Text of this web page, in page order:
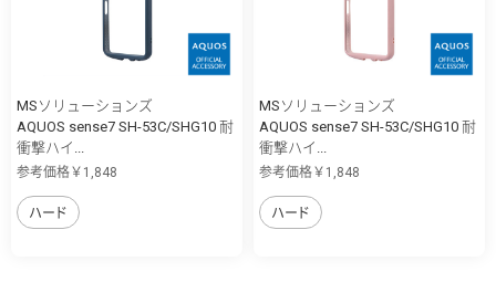
MSソリューションズ
AQUOS sense7 SH-53C/SHG10 耐
衝撃ハイ...
参考価格￥1,848
ハード
MSソリューションズ
AQUOS sense7 SH-53C/SHG10 耐
衝撃ハイ...
参考価格￥1,848
ハード